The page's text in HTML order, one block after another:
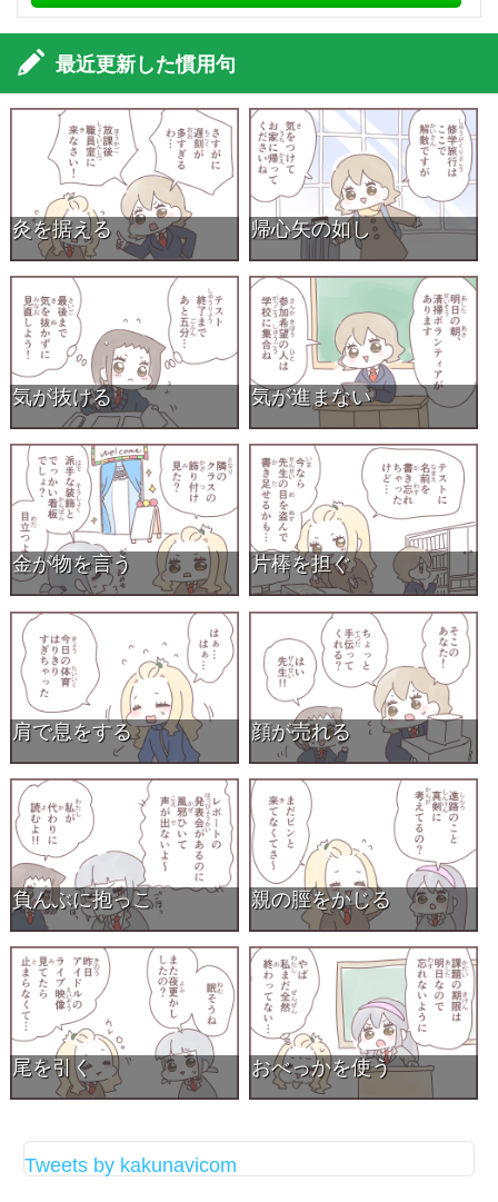
最近更新した慣用句
灸を据える 帰心矢の如し
気が抜ける 気が進まない
金が物を言う 片棒を担ぐ
肩で息をする 顔が売れる
負んぶに抱っこ 親の脛をかじる
尾を引く おべっかを使う
Tweets by kakunavicom